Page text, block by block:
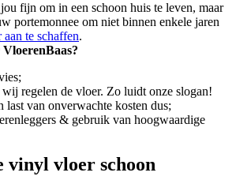
fijn om in een schoon huis te leven, maar
portemonnee om niet binnen enkele jaren
te schaffen.
wij regelen de vloer. Zo luidt onze slogan!
last van onverwachte kosten dus;
& gebruik van hoogwaardige
vinyl vloer schoon